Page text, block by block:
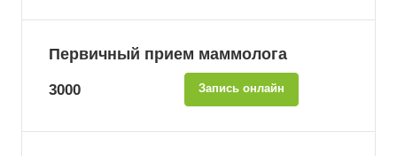
Первичный прием маммолога
3000 Запись онлайн